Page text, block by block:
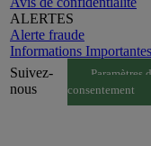
ALERTES
Alerte fraude
Informations Importantes
Suivez-
nous
Paramètres
consentement